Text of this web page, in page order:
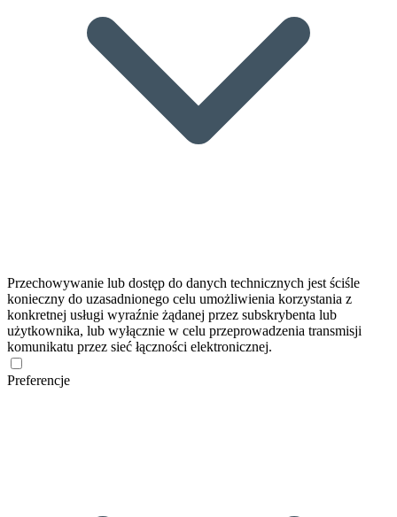
Przechowywanie lub dostęp do danych technicznych jest ściśle
konieczny do uzasadnionego celu umożliwienia korzystania z
konkretnej usługi wyraźnie żądanej przez subskrybenta lub
użytkownika, lub wyłącznie w celu przeprowadzenia transmisji
komunikatu przez sieć łączności elektronicznej.
Preferencje